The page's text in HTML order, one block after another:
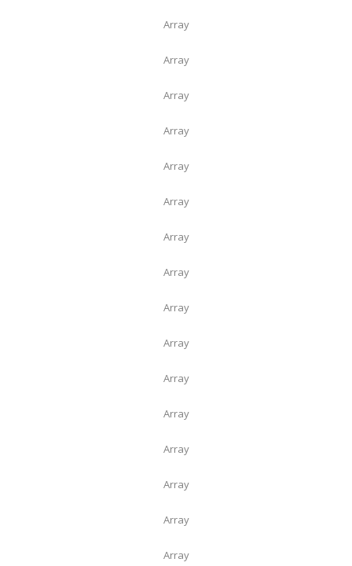
Array
Array
Array
Array
Array
Array
Array
Array
Array
Array
Array
Array
Array
Array
Array
Array